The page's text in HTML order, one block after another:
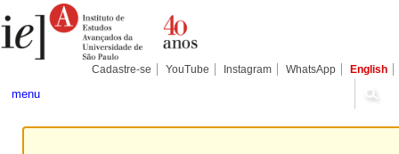
para
conteúdo.
Pessoais
Cadastre-se YouTube Instagram WhatsApp English
menu